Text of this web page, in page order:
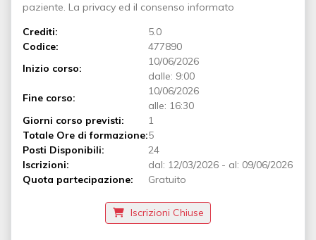
paziente. La privacy ed il consenso informato
Crediti:
5.0
Codice:
477890
Inizio corso:
10/06/2026
dalle: 9:00
Fine corso:
10/06/2026
alle: 16:30
Giorni corso previsti:
1
Totale Ore di formazione:5
Posti Disponibili:
24
Iscrizioni:
dal: 12/03/2026 - al: 09/06/2026
Quota partecipazione:
Gratuito
Iscrizioni Chiuse